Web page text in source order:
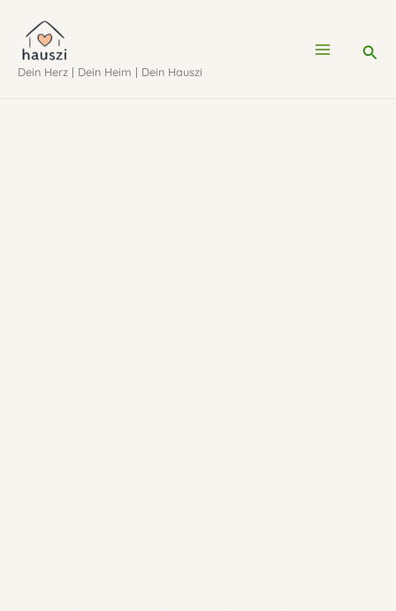
Inhalt
springen
Dein Herz | Dein Heim | Dein Hauszi